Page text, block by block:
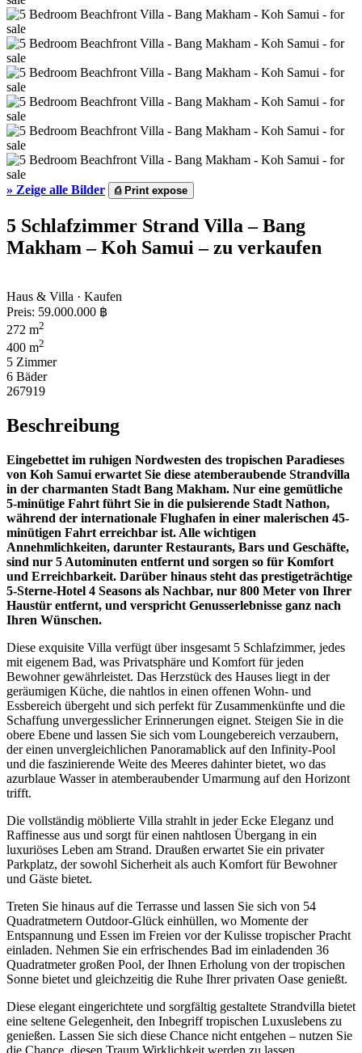
» Zeige alle Bilder ⎙Print expose
5 Schlafzimmer Strand Villa – Bang
Makham – Koh Samui – zu verkaufen
Haus & Villa · Kaufen
Preis: 59.000.000 ฿
272 m2
400 m2
5 Zimmer
6 Bäder
267919
Beschreibung
Eingebettet im ruhigen Nordwesten des tropischen Paradieses
von Koh Samui erwartet Sie diese atemberaubende Strandvilla
in der charmanten Stadt Bang Makham. Nur eine gemütliche
5-minütige Fahrt führt Sie in die pulsierende Stadt Nathon,
während der internationale Flughafen in einer malerischen 45-
minütigen Fahrt erreichbar ist. Alle wichtigen
Annehmlichkeiten, darunter Restaurants, Bars und Geschäfte,
sind nur 5 Autominuten entfernt und sorgen so für Komfort
und Erreichbarkeit. Darüber hinaus steht das prestigeträchtige
5-Sterne-Hotel 4 Seasons als Nachbar, nur 800 Meter von Ihrer
Haustür entfernt, und verspricht Genusserlebnisse ganz nach
Ihren Wünschen.
Diese exquisite Villa verfügt über insgesamt 5 Schlafzimmer, jedes
mit eigenem Bad, was Privatsphäre und Komfort für jeden
Bewohner gewährleistet. Das Herzstück des Hauses liegt in der
geräumigen Küche, die nahtlos in einen offenen Wohn- und
Essbereich übergeht und sich perfekt für Zusammenkünfte und die
Schaffung unvergesslicher Erinnerungen eignet. Steigen Sie in die
obere Ebene und lassen Sie sich vom Loungebereich verzaubern,
der einen unvergleichlichen Panoramablick auf den Infinity-Pool
und die faszinierende Weite des Meeres dahinter bietet, wo das
azurblaue Wasser in atemberaubender Umarmung auf den Horizont
trifft.
Die vollständig möblierte Villa strahlt in jeder Ecke Eleganz und
Raffinesse aus und sorgt für einen nahtlosen Übergang in ein
luxuriöses Leben am Strand. Draußen erwartet Sie ein privater
Parkplatz, der sowohl Sicherheit als auch Komfort für Bewohner
und Gäste bietet.
Treten Sie hinaus auf die Terrasse und lassen Sie sich von 54
Quadratmetern Outdoor-Glück einhüllen, wo Momente der
Entspannung und Essen im Freien vor der Kulisse tropischer Pracht
einladen. Nehmen Sie ein erfrischendes Bad im einladenden 36
Quadratmeter großen Pool, der Ihnen Erholung von der tropischen
Sonne bietet und gleichzeitig die Ruhe Ihrer privaten Oase genießt.
Diese elegant eingerichtete und sorgfältig gestaltete Strandvilla bietet
eine seltene Gelegenheit, den Inbegriff tropischen Luxuslebens zu
genießen. Lassen Sie sich diese Chance nicht entgehen – nutzen Sie